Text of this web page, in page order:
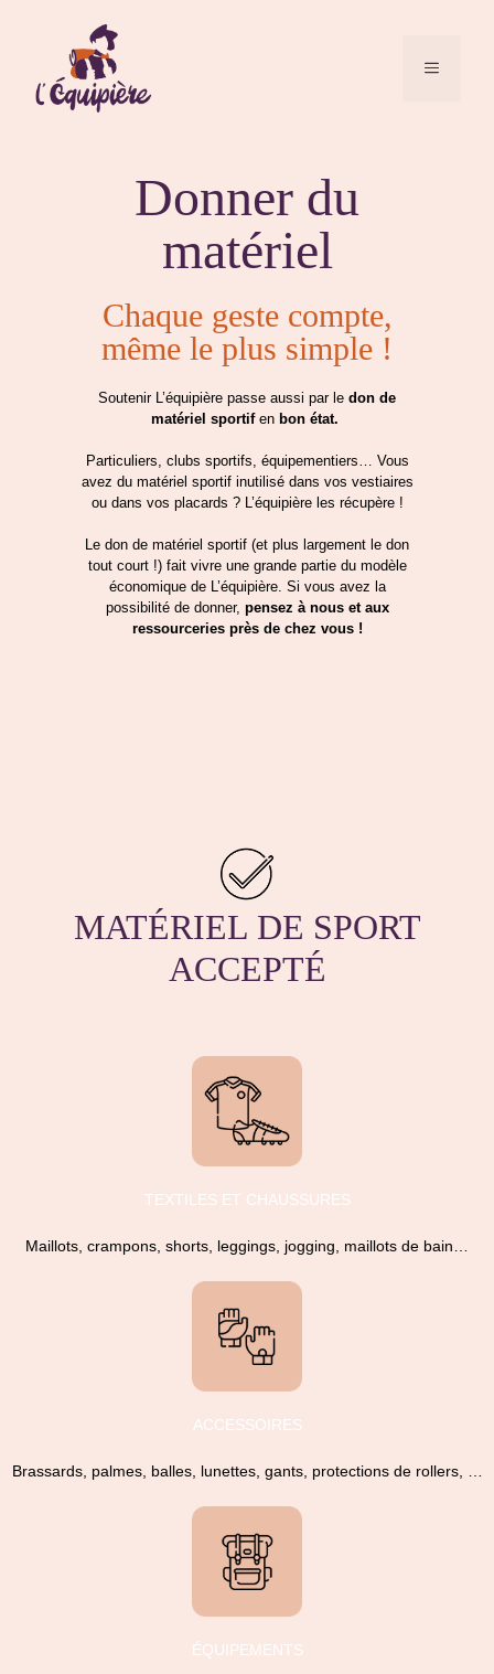
MENU
Donner du
matériel
Chaque geste compte,
même le plus simple !
Soutenir L’équipière passe aussi par le don de
matériel sportif en bon état.
Particuliers, clubs sportifs, équipementiers… Vous
avez du matériel sportif inutilisé dans vos vestiaires
ou dans vos placards ? L’équipière les récupère !
Le don de matériel sportif (et plus largement le don
tout court !) fait vivre une grande partie du modèle
économique de L’équipière. Si vous avez la
possibilité de donner, pensez à nous et aux
ressourceries près de chez vous !
MATÉRIEL DE SPORT
ACCEPTÉ
TEXTILES ET CHAUSSURES
Maillots, crampons, shorts, leggings, jogging, maillots de bain…
ACCESSOIRES
Brassards, palmes, balles, lunettes, gants, protections de rollers, …
ÉQUIPEMENTS